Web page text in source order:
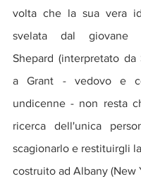
volta che la sua vera
svelata dal giovane
Shepard (interpretato da
a Grant - vedovo e
undicenne - non resta
ricerca dell'unica
scagionarlo e restituirgli
costruito ad Albany (New